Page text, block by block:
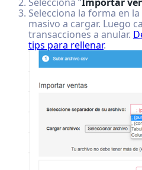
Selecciona la forma en
masivo a cargar. Luego
transacciones a anular.
tips para rellenar.